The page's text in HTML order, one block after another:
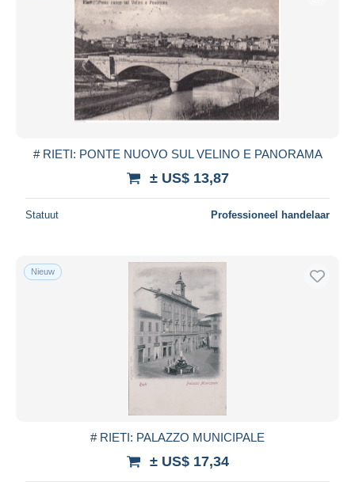
# RIETI: PONTE NUOVO SUL VELINO E PANORAMA
± US$ 13,87
Statuut Professioneel handelaar
Nieuw
# RIETI: PALAZZO MUNICIPALE
± US$ 17,34